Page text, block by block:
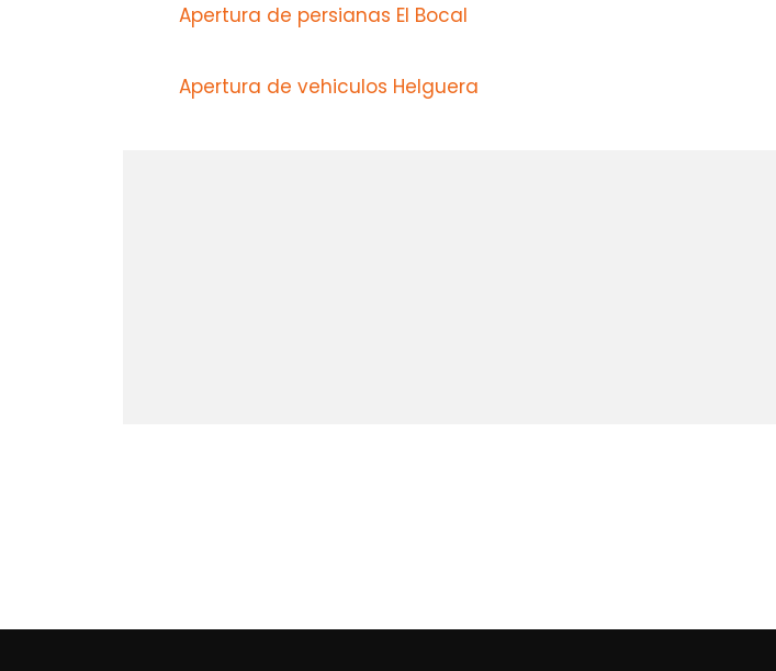
Apertura de persianas El Bocal
Apertura de vehiculos Helguera